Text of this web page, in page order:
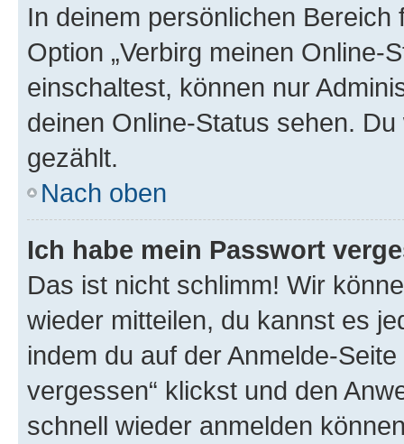
In deinem persönlichen
Option „Verbirg meinen Online-
einschaltest, können nur
deinen Online-Status sehen.
gezählt.
Nach oben
Ich habe mein Passwort
Das ist nicht schlimm! Wir
wieder mitteilen, du kannst es
indem du auf der Anmelde-
vergessen“ klickst und den
schnell wieder anmelden